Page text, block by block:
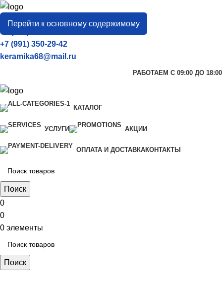
Перейти к основному содержимому
город
Тамбов
+7 (906) 657-33-54
+7 (991) 350-29-42
keramika68@mail.ru
РАБОТАЕМ С 09:00 ДО 18:00
КАТАЛОГ
УСЛУГИ АКЦИИ
ОПЛАТА И ДОСТАВКАКОНТАКТЫ
Поиск
0
0
0 элементы
Поиск